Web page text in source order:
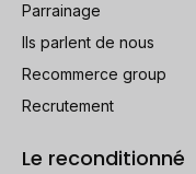
Parrainage
Ils parlent de nous
Recommerce group
Recrutement
Le reconditionné